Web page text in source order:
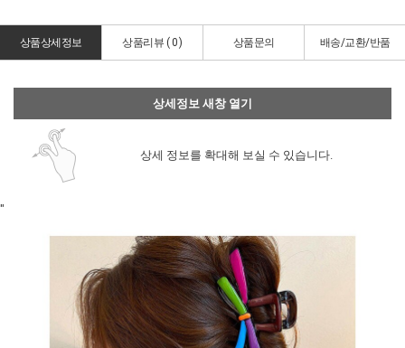
상품상세정보 상품리뷰 ( 0) 상품문의 배송/교환/반품
상세정보 새창 열기
상세 정보를 확대해 보실 수 있습니다.
"